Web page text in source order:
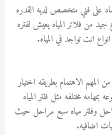
على فني متخصص لديه القدره
من فلاتر المياه يعيش لفتره
انت تواجد في المياه.
المهم الاهتمام بطريقه اختيار
بمهامه مختلفه مثل فلتر المياه
وفلتر مياه سبع مراحل حيث
اضافيه.